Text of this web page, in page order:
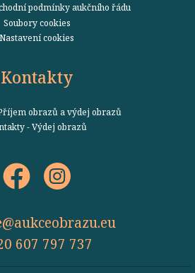
podmínky aukčního řádu
Soubory cookies
Nastavení cookies
Kontakty
obrazů a výdej obrazů
- Výdej obrazů
607 797 737